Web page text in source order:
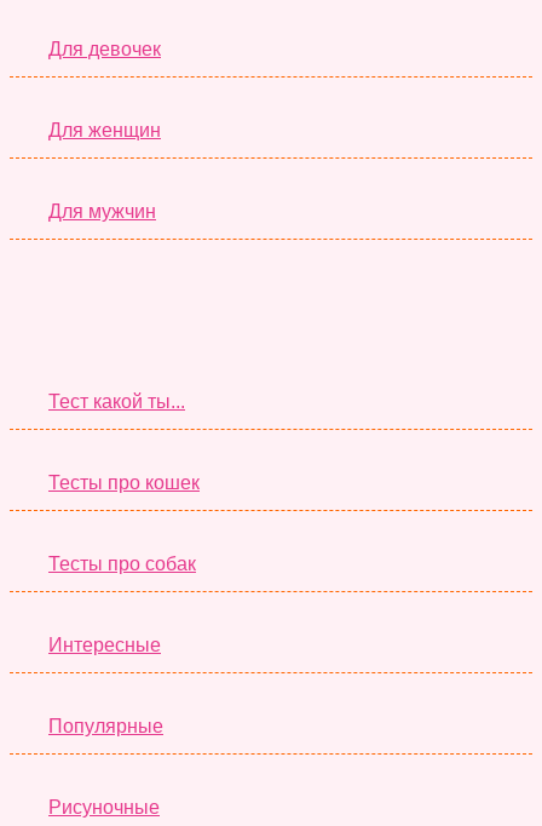
Для девочек
Для женщин
Для мужчин
Тест какой ты...
Тесты про кошек
Тесты про собак
Интересные
Популярные
Рисуночные